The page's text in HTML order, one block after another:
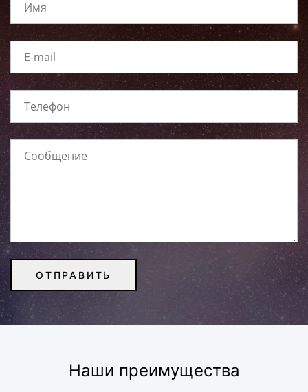
Наши преимущества